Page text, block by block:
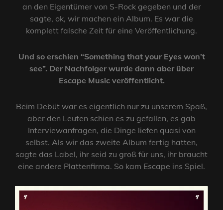
an den Eigentümer von S-Rock gegeben und der
sagte, ok, wir machen ein Album. Es war die
komplett falsche Zeit für eine Veröffentlichung.
Und so erschien “Something that your Eyes won’t
see”. Der Nachfolger wurde dann aber über
Escape Music veröffentlicht.
Beim Debüt war es eigentlich nur zu unserem Spaß,
aber den Leuten schien es zu gefallen, es gab
Interviewanfragen, die Dinge liefen quasi von
selbst. Als wir das zweite Album fertig hatten,
sagte das Label, ihr seid zu groß für uns, ihr braucht
eine andere Plattenfirma. So kam Escape ins Spiel.